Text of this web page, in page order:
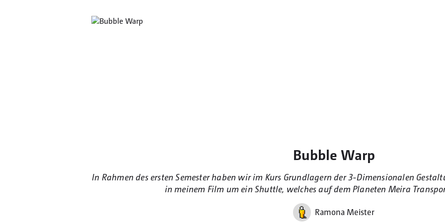
Bubble Warp
In Rahmen des ersten Semester haben wir im Kurs Grundlagern der 3-Dimensionalen
in meinem Film um ein Shuttle, welches auf dem Planeten Meira
Ramona Meister